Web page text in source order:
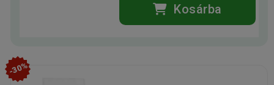
Kosárba
-30%